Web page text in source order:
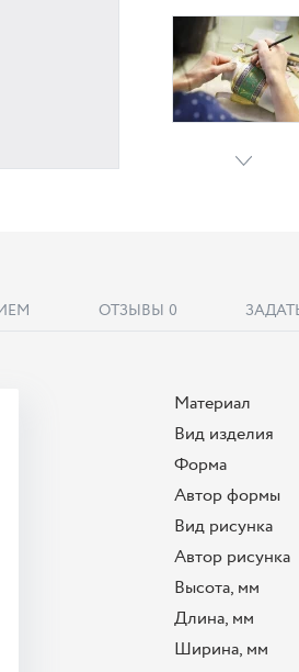
ОТЗЫВЫ 0
Материал
Вид изделия
Форма
Автор формы
Вид рисунка
Автор рисунка
Высота, мм
Длина, мм
Ширина, мм